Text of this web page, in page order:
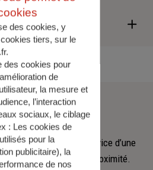
est possible d'allier performance
: cette vision est au cœur des
l'équité et de l'inclusion un
équipe
son savoir‑faire au service d’une
la confiance et la proximité.
des cookies, y
tiers, sur le
des cookies pour
de
la mesure et
l’interaction
sociaux, le ciblage
: Les cookies de
pour la
publicitaire), la
de nos